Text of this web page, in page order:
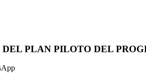
DEL PLAN PILOTO DEL